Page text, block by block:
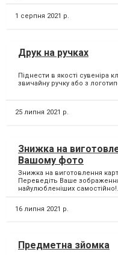
1 серпня 2021 р.
Друк на ручках
Піднести в якості сувеніра
звичайну ручку або з
25 липня 2021 р.
Знижка на
Вашому фото
Знижка на виготовлення
Переведіть Ваше
найулюбленіших самостійно!...
16 липня 2021 р.
Предметна зйомка